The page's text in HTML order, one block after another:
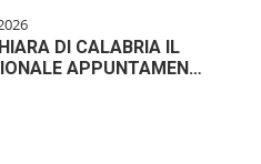
DI CALABRIA IL
APPUNTAMEN…